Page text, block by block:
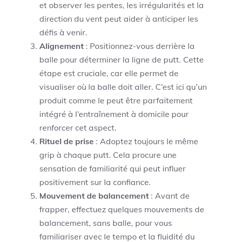
et observer les pentes, les irrégularités et la
direction du vent peut aider à anticiper les
défis à venir.
Alignement : Positionnez-vous derrière la
balle pour déterminer la ligne de putt. Cette
étape est cruciale, car elle permet de
visualiser où la balle doit aller. C’est ici qu’un
produit comme le peut être parfaitement
intégré à l’entraînement à domicile pour
renforcer cet aspect.
Rituel de prise : Adoptez toujours le même
grip à chaque putt. Cela procure une
sensation de familiarité qui peut influer
positivement sur la confiance.
Mouvement de balancement : Avant de
frapper, effectuez quelques mouvements de
balancement, sans balle, pour vous
familiariser avec le tempo et la fluidité du